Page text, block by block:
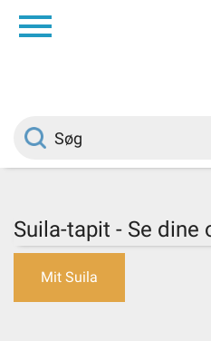
Borger
Suila-tapit - Se dine
Mit Suila